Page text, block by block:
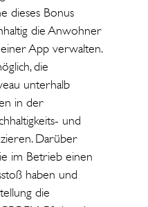
dieses Bonus
die Anwohner
App verwalten.
die
unterhalb
in der
und
Darüber
im Betrieb einen
haben und
die